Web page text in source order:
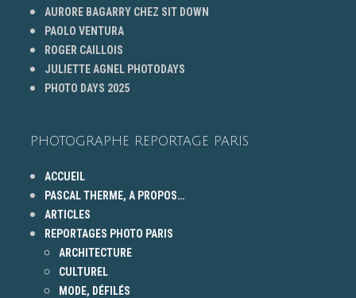
AURORE BAGARRY CHEZ SIT DOWN
PAOLO VENTURA
ROGER CAILLOIS
JULIETTE AGNEL PHOTODAYS
PHOTO DAYS 2025
PHOTOGRAPHE REPORTAGE PARIS
ACCUEIL
PASCAL THERME, A PROPOS…
ARTICLES
REPORTAGES PHOTO PARIS
ARCHITECTURE
CULTUREL
MODE, DÉFILÉS